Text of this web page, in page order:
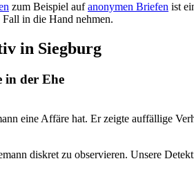
zum Beispiel aufanonymen Briefen ist
in die Hand nehmen.
in Siegburg
in der Ehe
eine Affäre hat. Er zeigte auffällige
diskret zu observieren. Unsere